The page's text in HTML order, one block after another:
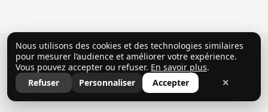
Copyright © 2026 ClubProprio |Politique de
confidentialité|Conditions Générales d’Utilisation
Mentions légales
Nous utilisons des cookies et des technologies similaires
pour mesurer l’audience et améliorer votre expérience.
Vous pouvez accepter ou refuser. En savoir plus.
Refuser
Personnaliser Accepter ✕